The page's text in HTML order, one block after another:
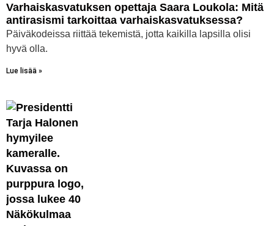
Varhaiskasvatuksen opettaja Saara Loukola: Mitä
antirasismi tarkoittaa varhaiskasvatuksessa?
Päiväkodeissa riittää tekemistä, jotta kaikilla lapsilla olisi
hyvä olla.
Lue lisää »